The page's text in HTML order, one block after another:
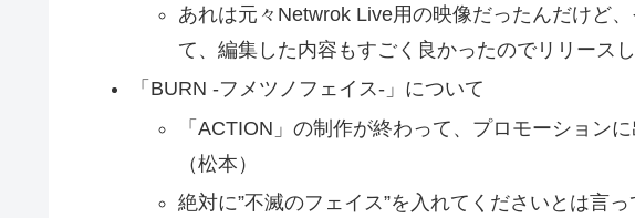
あれは元々Netwrok Live用の映像だったんだけど
て、編集した内容もすごく良かったのでリリース
「BURN -フメツノフェイス-」について
「ACTION」の制作が終わって、プロモーション
（松本）
絶対に”不滅のフェイス”を入れてくださいとは言